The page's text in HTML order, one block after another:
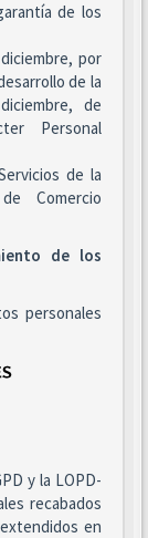
de los
por
de la
de
Personal
de la
Comercio
de los
personales
y la LOPD-
recabados
en